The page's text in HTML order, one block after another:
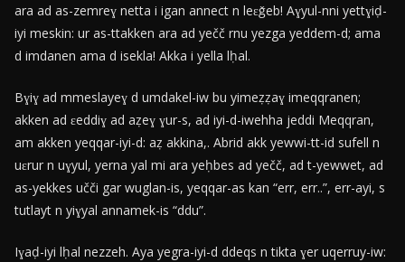
ara ad as-zemreɣ netta i igan annect n leɛǧeb! Aɣyul-nni yettɣiḍ-
iyi meskin: ur as-ttakken ara ad yečč rnu yezga yeddem-d; ama
d imdanen ama d isekla! Akka i yella lḥal.
Bɣiɣ ad mmeslayeɣ d umdakel-iw bu yimeẓẓaɣ imeqqranen;
akken ad ɛeddiɣ ad aẓeɣ ɣur-s, ad iyi-d-iwehha jeddi Meqqran,
am akken yeqqar-iyi-d: aẓ akkina,. Abrid akk yewwi-tt-id sufell n
uɛrur n uɣyul, yerna yal mi ara yeḥbes ad yečč, ad t-yewwet, ad
as-yekkes učči gar wuglan-is, yeqqar-as kan “err, err..”, err-ayi, s
tutlayt n yiɣyal annamek-is “ddu”.
Iɣaḍ-iyi lḥal nezzeh. Aya yegra-iyi-d ddeqs n tikta ɣer uqerruy-iw: